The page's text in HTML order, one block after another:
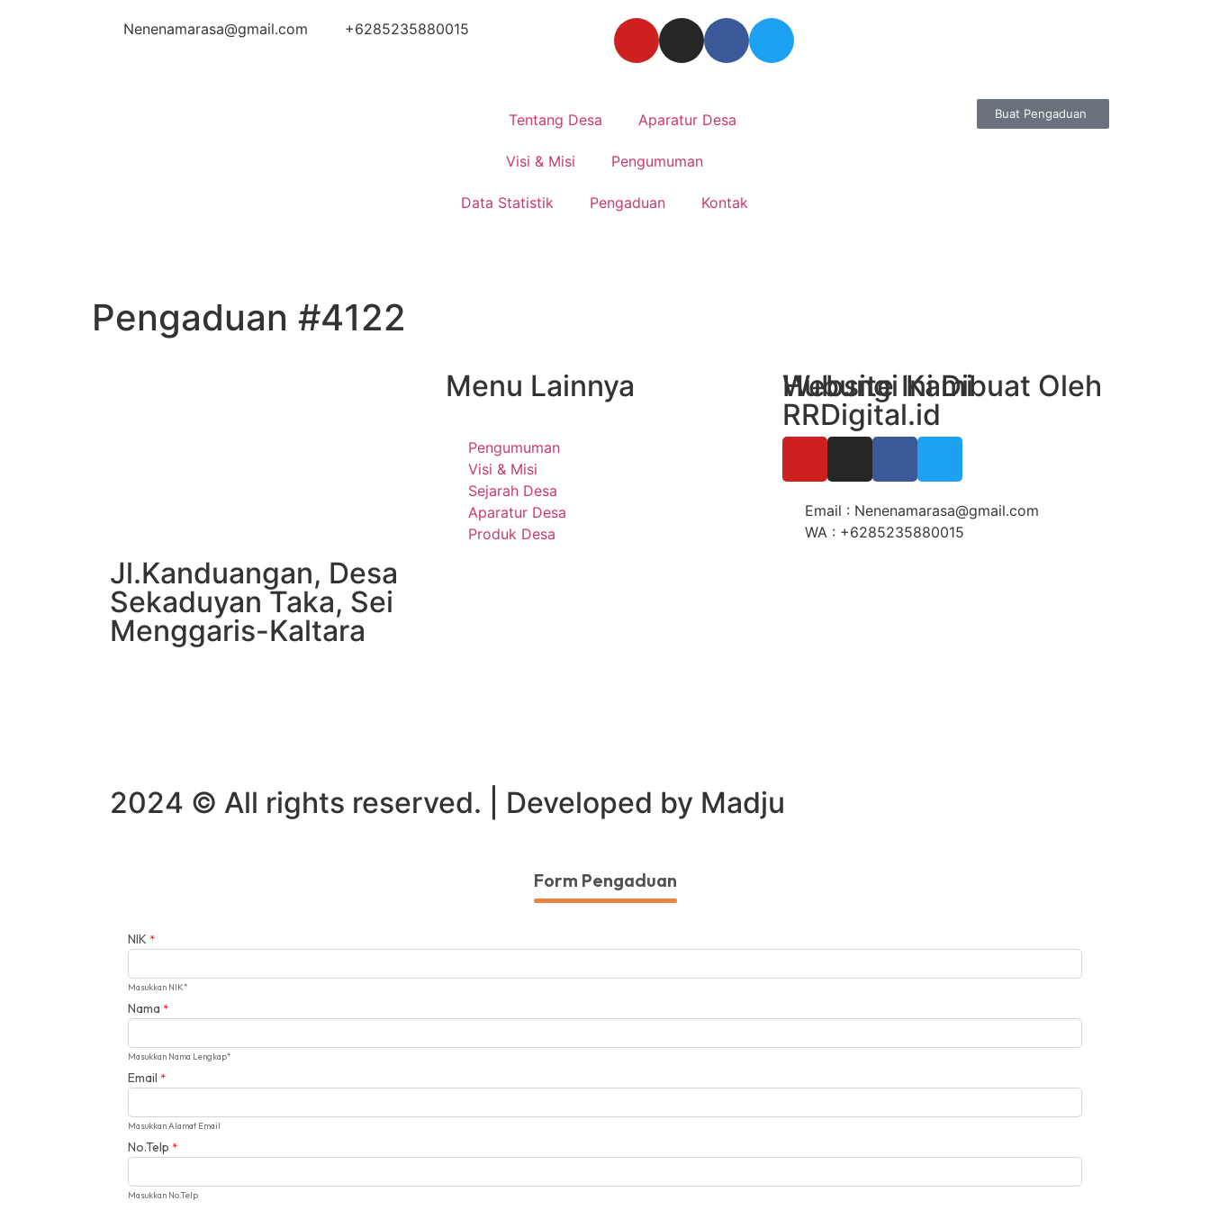
Nenenamarasa@gmail.com +6285235880015
Tentang Desa Aparatur Desa
Visi & Misi Pengumuman
Data Statistik Pengaduan Kontak
Buat Pengaduan
Pengaduan #4122
Jl.Kanduangan, Desa
Sekaduyan Taka, Sei
Menggaris-Kaltara
Menu Lainnya
Pengumuman
Visi & Misi
Sejarah Desa
Aparatur Desa
Produk Desa
Hubungi Kami
Email : Nenenamarasa@gmail.com
WA : +6285235880015
Website Ini Dibuat Oleh
RRDigital.id
2024 © All rights reserved. | Developed by Madju
Form Pengaduan
NIK *
Masukkan NIK*
Nama *
Masukkan Nama Lengkap*
Email *
Masukkan Alamat Email
No.Telp *
Masukkan No.Telp